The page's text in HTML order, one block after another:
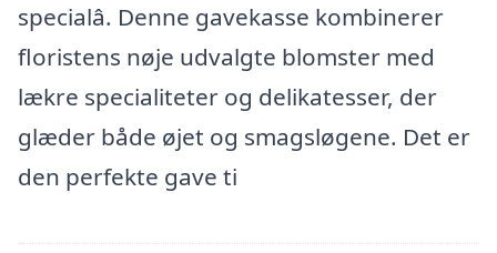
specialâ. Denne gavekasse kombinerer
floristens nøje udvalgte blomster med
lækre specialiteter og delikatesser, der
glæder både øjet og smagsløgene. Det er
den perfekte gave ti